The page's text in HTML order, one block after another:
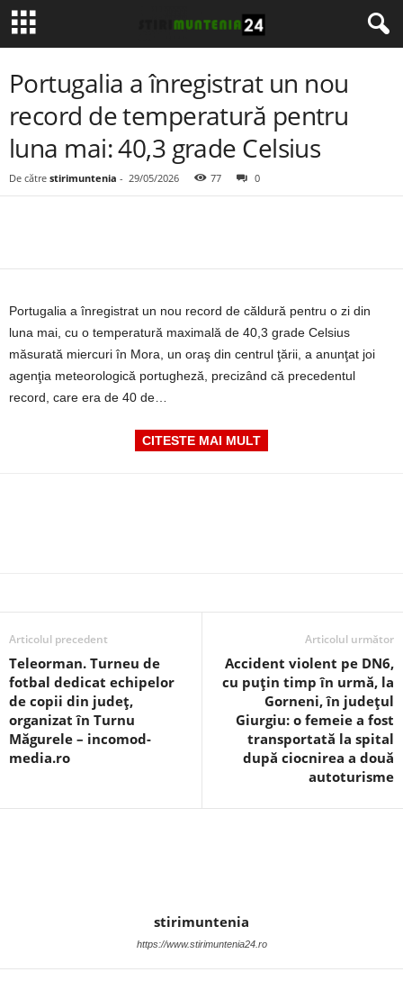
Portugalia a înregistrat un nou
record de temperatură pentru
luna mai: 40,3 grade Celsius
De către stirimuntenia - 29/05/2026 77 0
Portugalia a înregistrat un nou record de căldură pentru o zi din
luna mai, cu o temperatură maximală de 40,3 grade Celsius
măsurată miercuri în Mora, un oraş din centrul ţării, a anunţat joi
agenţia meteorologică portugheză, precizând că precedentul
record, care era de 40 de…
CITESTE MAI MULT
Articolul precedent
Teleorman. Turneu de
fotbal dedicat echipelor
de copii din județ,
organizat în Turnu
Măgurele – incomod-
media.ro
Articolul următor
Accident violent pe DN6,
cu puțin timp în urmă, la
Gorneni, în județul
Giurgiu: o femeie a fost
transportată la spital
după ciocnirea a două
autoturisme
stirimuntenia
https://www.stirimuntenia24.ro